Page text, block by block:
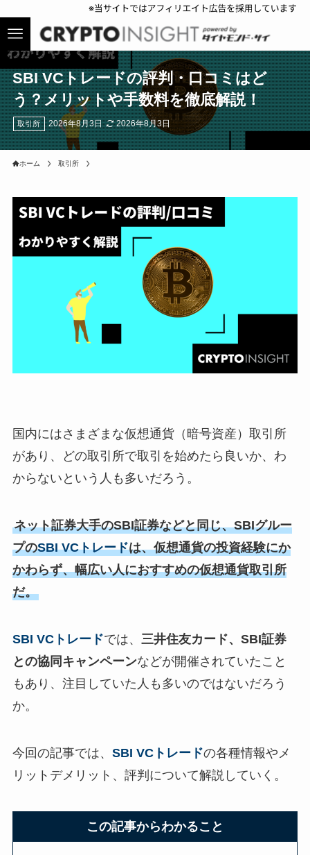
SBI VCトレードの評判・口コミはど
う？メリットや手数料を徹底解説！
取引所 2026年8月3日 2026年8月3日
ホーム 取引所
国内にはさまざまな仮想通貨（暗号資産）取引所
があり、どの取引所で取引を始めたら良いか、わ
からないという人も多いだろう。
ネット証券大手のSBI証券などと同じ、SBIグルー
プのSBI VCトレードは、仮想通貨の投資経験にか
かわらず、幅広い人におすすめの仮想通貨取引所
だ。
SBI VCトレードでは、 三井住友カード、SBI証券
との協同キャンペーンなどが開催されていたこと
もあり、注目していた人も多いのではないだろう
か。
今回の記事では、 SBI VCトレードの各種情報やメ
リットデメリット、評判について解説していく。
この記事からわかること